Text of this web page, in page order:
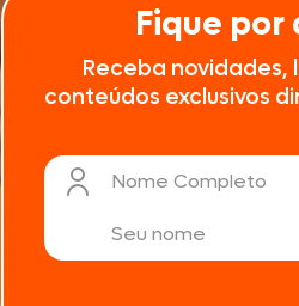
Fique
Receba novidades,
conteúdos exclusivos
Nome Completo